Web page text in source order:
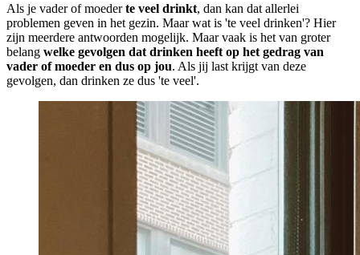
Als je vader of moederte veel drinkt, dan kan dat allerlei
problemen geven in het gezin. Maar wat is 'te veel drinken'? Hier
zijn meerdere antwoorden mogelijk. Maar vaak is het van groter
belang welke gevolgen dat drinken heeft op het gedrag van
vader of moeder en dus op jou. Als jij last krijgt van deze
gevolgen, dan drinken ze dus 'te veel'.